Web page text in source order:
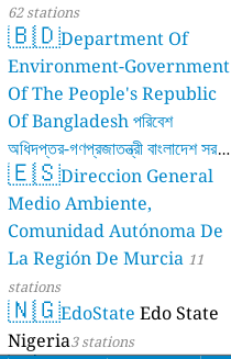
62 stations
🇧🇩Department Of
Environment-Government
Of The People's Republic
Of Bangladesh পরিবেশ
অধিদপ্তর-গণপ্রজাতন্ত্রী বাংলাদেশ সরকার
17 stations
🇪🇸Direccion General
Medio Ambiente,
Comunidad Autónoma De
La Región De Murcia 11
stations
🇳🇬EdoState Edo State
Nigeria3 stations